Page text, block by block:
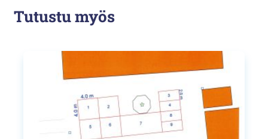
Tutustu myös